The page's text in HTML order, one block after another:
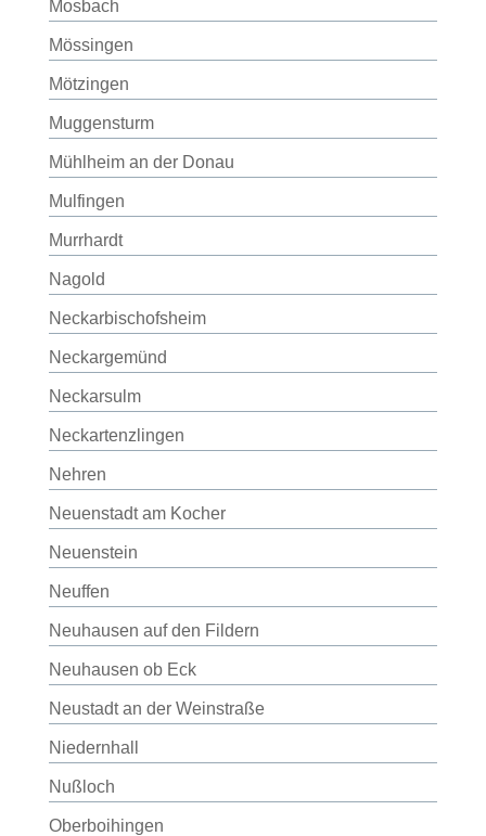
Mosbach
Mössingen
Mötzingen
Muggensturm
Mühlheim an der Donau
Mulfingen
Murrhardt
Nagold
Neckarbischofsheim
Neckargemünd
Neckarsulm
Neckartenzlingen
Nehren
Neuenstadt am Kocher
Neuenstein
Neuffen
Neuhausen auf den Fildern
Neuhausen ob Eck
Neustadt an der Weinstraße
Niedernhall
Nußloch
Oberboihingen